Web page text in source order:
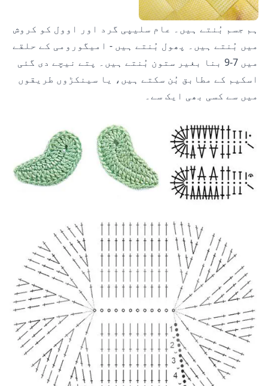
ہم جسم بُنتے ہیں۔ عام سلیپی گرد اور اوول کو کروش
میں بُنتے ہیں۔ پھول بُنتے ہیں - امیگورومی کے حلقے
میں 7-9 بنا بغیر ستون بُنتے ہیں۔ پتے نیچے دی گئی
اسکیم کے مطابق بُن سکتے ہیں، یا سینکڑوں طریقوں
میں سے کسی بھی ایک سے۔